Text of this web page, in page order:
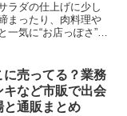
ラダの仕上げに少し
まったり、肉料理や
一気に“お店っぽさ”が
成城石井？」「黒く
」...
売ってる？業務
キなど市販で出会
と通販まとめ